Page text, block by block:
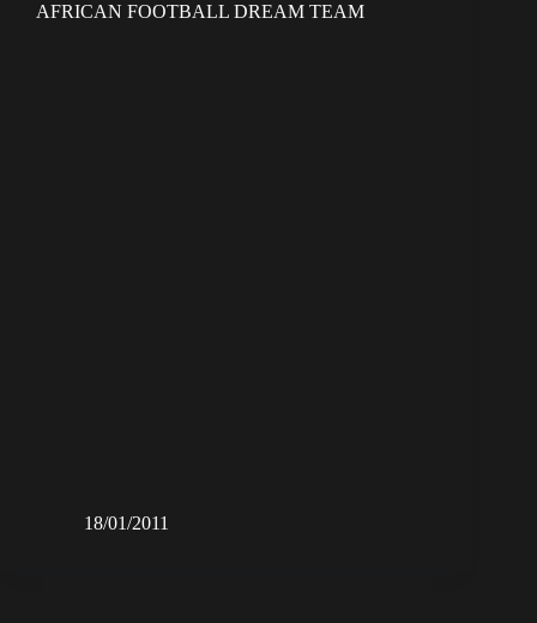
AFRICAN FOOTBALL DREAM TEAM
18/01/2011